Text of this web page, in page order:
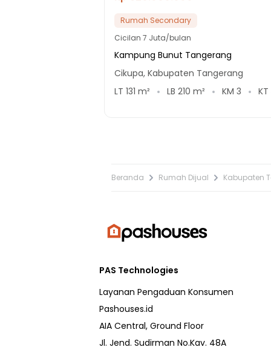
Rumah Secondary
Cicilan 7 Juta/bulan
Kampung Bunut Tangerang
Cikupa, Kabupaten Tangerang
LT 131 m² LB 210 m² KM 3 KT
Beranda Rumah Dijual Kabupaten
PAS Technologies
Layanan Pengaduan Konsumen
Pashouses.id
AIA Central, Ground Floor
Jl. Jend. Sudirman No.Kav. 48A